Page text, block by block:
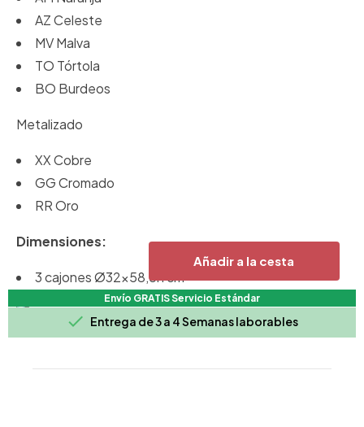
Añadir a la cesta
Envío GRATIS Servicio Estándar
 Entrega de 3 a 4 Semanas laborables
AZ Celeste
MV Malva
TO Tórtola
BO Burdeos
Metalizado
XX Cobre
GG Cromado
RR Oro
Dimensiones:
3 cajones Ø32x58,5h cm